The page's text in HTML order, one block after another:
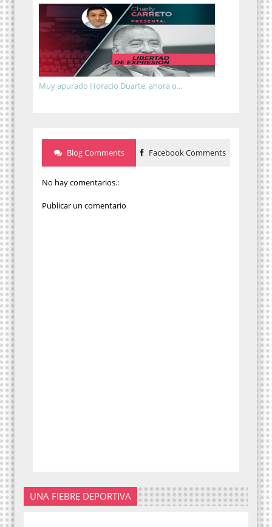
Muy apurado Horacio Duarte, ahora o...
Blog Comments Facebook Comments
No hay comentarios.:
Publicar un comentario
UNA FIEBRE DEPORTIVA